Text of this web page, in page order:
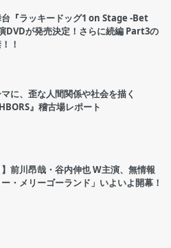
台『ラッキードッグ1 on Stage -Bet
DVDが発売決定！さらに続編 Part3の
！
マに、歪な人間関係や社会を描く
』稽古場レポート
】前川昂哉・谷内伸也 W主演、無情報
ー・メリーゴーランド」いよいよ開幕！